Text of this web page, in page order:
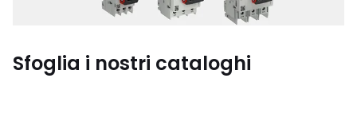
Sfoglia i nostri cataloghi